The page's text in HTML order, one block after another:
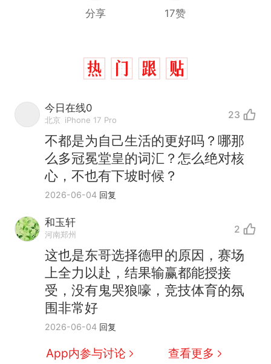
分享 17赞
今日在线0
北京 iPhone 17 Pro 23
不都是为自己生活的更好吗？哪那
么多冠冕堂皇的词汇？怎么绝对核
心，不也有下坡时候？
2026-06-04 回复
和玉轩
河南郑州 2
这也是东哥选择德甲的原因，赛场
上全力以赴，结果输赢都能授接
受，没有鬼哭狼嚎，竞技体育的氛
围非常好
2026-06-04 回复
App内参与讨论 查看更多
热 十多万人报名的考试，成绩
全部作废，公平么？
新 全球唯一没有法定首都的国
家，刚改国名，总统就邀请中
国大使骑行绕了几乎整个国境
线一圈，还曾两次到中国寻根
搬家报价570元，搬到楼下交
5060元才肯搬上楼！女子傻眼
了……
视频丨只要一枚命中就能让航